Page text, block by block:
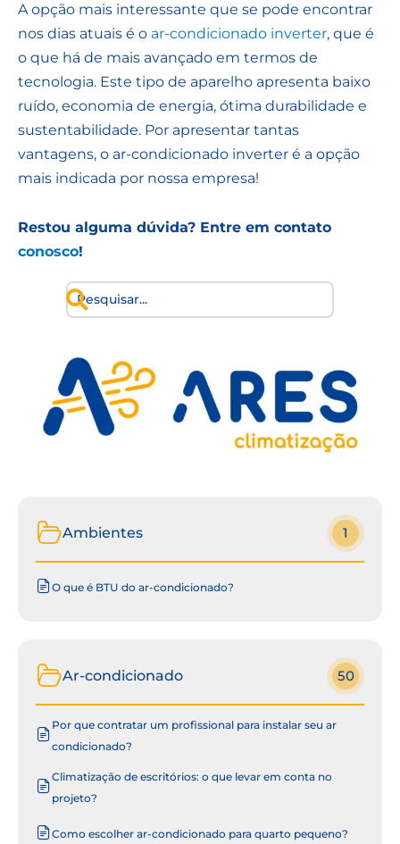
A opção mais interessante que se pode encontrar
nos dias atuais é o ar-condicionado inverter, que é
o que há de mais avançado em termos de
tecnologia. Este tipo de aparelho apresenta baixo
ruído, economia de energia, ótima durabilidade e
sustentabilidade. Por apresentar tantas
vantagens, o ar-condicionado inverter é a opção
mais indicada por nossa empresa!
Restou alguma dúvida? Entre em contato
conosco!
Ambientes 1
O que é BTU do ar-condicionado?
Ar-condicionado 50
Por que contratar um profissional para instalar seu ar
condicionado?
Climatização de escritórios: o que levar em conta no
projeto?
Como escolher ar-condicionado para quarto pequeno?